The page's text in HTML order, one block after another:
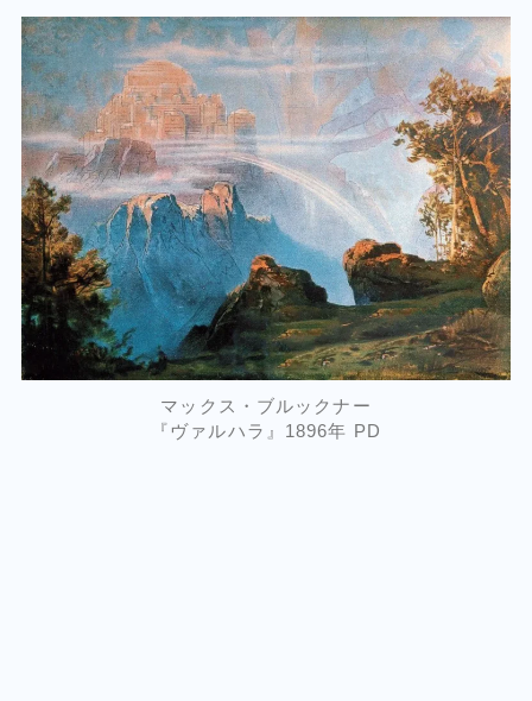
マックス・ブルックナー
『ヴァルハラ』1896年 PD